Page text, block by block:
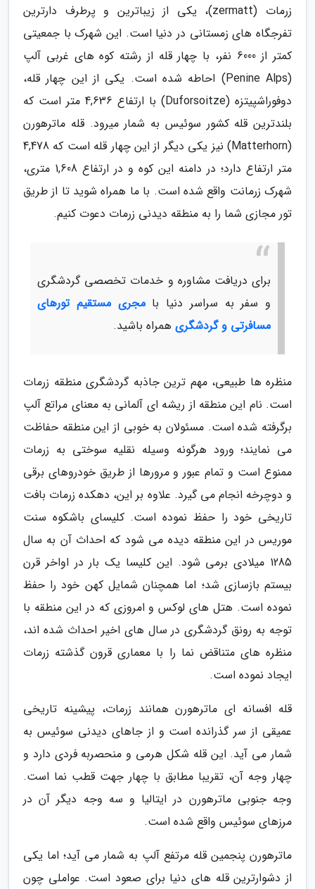
زرمات (zermatt)، یکی از زیباترین و پرطرف دارترین
تفرجگاه های زمستانی در دنیا است. این شهرک با جمعیتی
کمتر از 6000 نفر، با چهار قله از رشته کوه های غربی آلپ
(Penine Alps) احاطه شده است. یکی از این چهار قله،
دوفوراشپیتزه (Duforsoitze) با ارتفاع 4,636 متر است که
بلندترین قله کشور سوئیس به شمار میرود. قله ماترهورن
(Matterhorn) نیز یکی دیگر از این چهار قله است که 4,478
متر ارتفاع دارد؛ در دامنه این کوه و در ارتفاع 1,608 متری،
شهرک زرمانت واقع شده است. با ما همراه شوید تا از طریق
تور مجازی شما را به منطقه دیدنی زرمات دعوت کنیم.
برای دریافت مشاوره و خدمات تخصصی گردشگری
و سفر به سراسر دنیا بامجری مستقیم تورهای
مسافرتی و گردشگری همراه باشید.
منظره ها طبیعی، مهم ترین جاذبه گردشگری منطقه زرمات
است. نام این منطقه از ریشه ای آلمانی به معنای مراتع آلپ
برگرفته شده است. مسئولان به خوبی از این منطقه حفاظت
می نمایند؛ ورود هرگونه وسیله نقلیه سوختی به زرمات
ممنوع است و تمام عبور و مرورها از طریق خودروهای برقی
و دوچرخه انجام می گیرد. علاوه بر این، دهکده زرمات بافت
تاریخی خود را حفظ نموده است. کلیسای باشکوه سنت
موریس در این منطقه دیده می شود که احداث آن به سال
1285 میلادی برمی شود. این کلیسا یک بار در اواخر قرن
بیستم بازسازی شد؛ اما همچنان شمایل کهن خود را حفظ
نموده است. هتل های لوکس و امروزی که در این منطقه با
توجه به رونق گردشگری در سال های اخیر احداث شده اند،
منظره های متناقض نما را با معماری قرون گذشته زرمات
ایجاد نموده است.
قله افسانه ای ماترهورن همانند زرمات، پیشینه تاریخی
عمیقی از سر گذرانده است و از جاهای دیدنی سوئیس به
شمار می آید. این قله شکل هرمی و منحصربه فردی دارد و
چهار وجه آن، تقریبا مطابق با چهار جهت قطب نما است.
وجه جنوبی ماترهورن در ایتالیا و سه وجه دیگر آن در
مرزهای سوئیس واقع شده است.
ماترهورن پنجمین قله مرتفع آلپ به شمار می آید؛ اما یکی
از دشوارترین قله های دنیا برای صعود است. عواملی چون